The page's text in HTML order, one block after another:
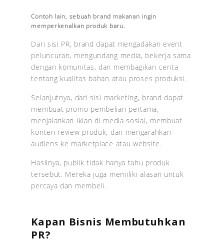
Contoh lain, sebuah brand makanan ingin
memperkenalkan produk baru.
Dari sisi PR, brand dapat mengadakan event
peluncuran, mengundang media, bekerja sama
dengan komunitas, dan membagikan cerita
tentang kualitas bahan atau proses produksi.
Selanjutnya, dari sisi marketing, brand dapat
membuat promo pembelian pertama,
menjalankan iklan di media sosial, membuat
konten review produk, dan mengarahkan
audiens ke marketplace atau website.
Hasilnya, publik tidak hanya tahu produk
tersebut. Mereka juga memiliki alasan untuk
percaya dan membeli.
Kapan Bisnis Membutuhkan
PR?